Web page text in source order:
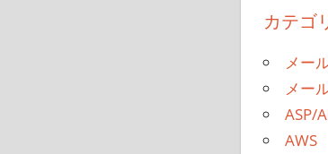
カテゴ
メー
メー
ASP/
AWS